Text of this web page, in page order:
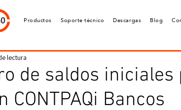
Productos Soporte técnico Descargas Blog
de saldos iniciales
CONTPAQi Bancos
lectura